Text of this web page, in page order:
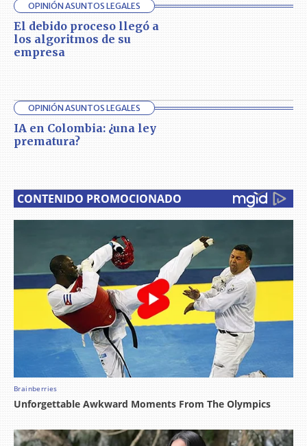
OPINIÓN ASUNTOS LEGALES
El debido proceso llegó a
los algoritmos de su
empresa
OPINIÓN ASUNTOS LEGALES
IA en Colombia: ¿una ley
prematura?